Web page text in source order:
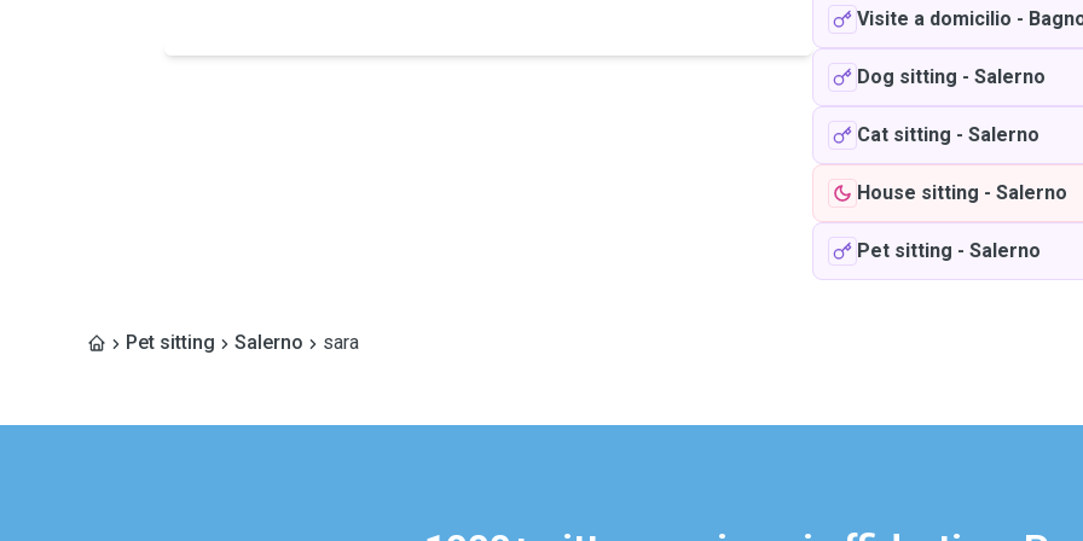
Visite a domicilio -
Dog sitting - Salerno
Cat sitting - Salerno
House sitting - Salerno
Pet sitting - Salerno
Pet sitting Salerno sara